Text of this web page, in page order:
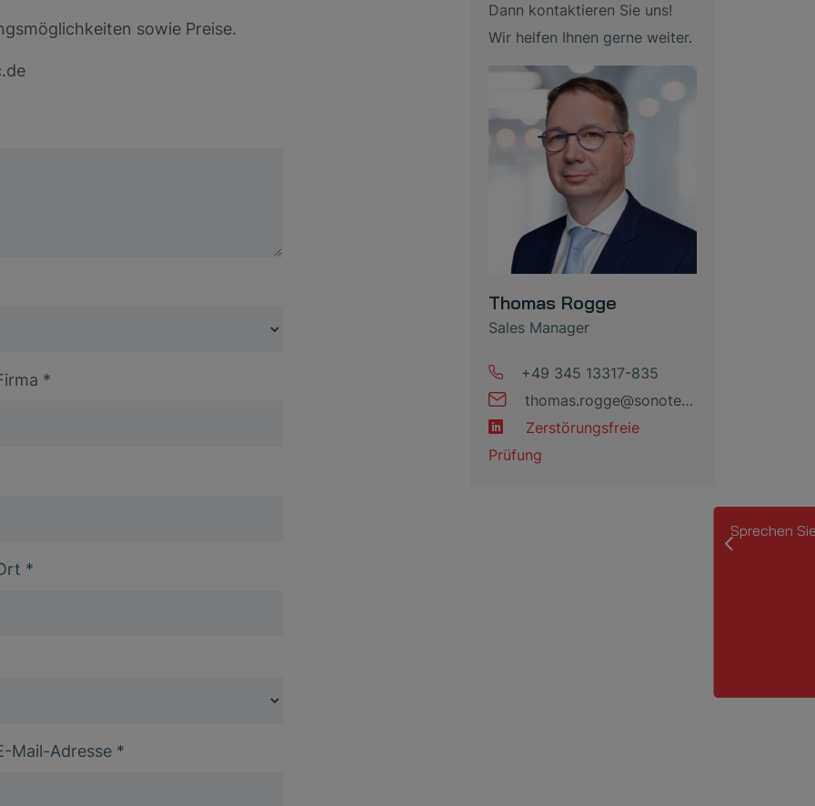
Sprechen
sowie Preise.
.de
*
*
Mail-Adresse *
Dann kontaktieren Sie uns!
Wir helfen Ihnen gerne weiter.
Thomas Rogge
Sales Manager
+49 345 13317-835
thomas.rogge@sonotec .
Zerstörungsfreie
Prüfung